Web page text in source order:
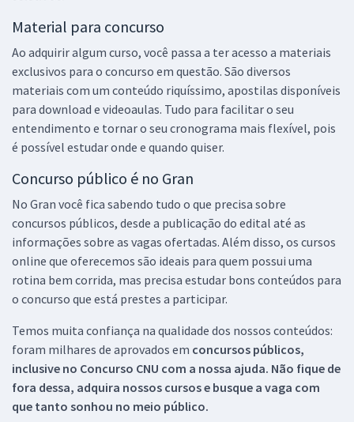
Material para concurso
Ao adquirir algum curso, você passa a ter acesso a materiais
exclusivos para o concurso em questão. São diversos
materiais com um conteúdo riquíssimo, apostilas disponíveis
para download e videoaulas. Tudo para facilitar o seu
entendimento e tornar o seu cronograma mais flexível, pois
é possível estudar onde e quando quiser.
Concurso público é no Gran
No Gran você fica sabendo tudo o que precisa sobre
concursos públicos, desde a publicação do edital até as
informações sobre as vagas ofertadas. Além disso, os cursos
online que oferecemos são ideais para quem possui uma
rotina bem corrida, mas precisa estudar bons conteúdos para
o concurso que está prestes a participar.
Temos muita confiança na qualidade dos nossos conteúdos:
foram milhares de aprovados em concursos públicos,
inclusive no Concurso CNU com a nossa ajuda. Não fique de
fora dessa, adquira nossos cursos e busque a vaga com
que tanto sonhou no meio público.